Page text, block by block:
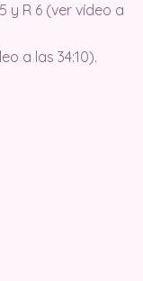
y R 6 (ver vídeo a
a las 34:10).